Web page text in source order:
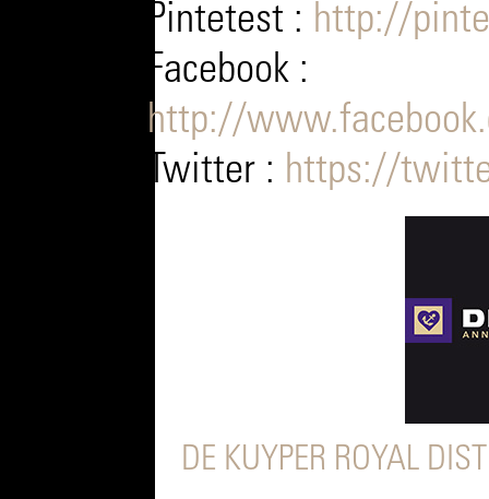
Pintetest : http://
Facebook :
http://
Twitter : https://
DE KUYPER ROYAL